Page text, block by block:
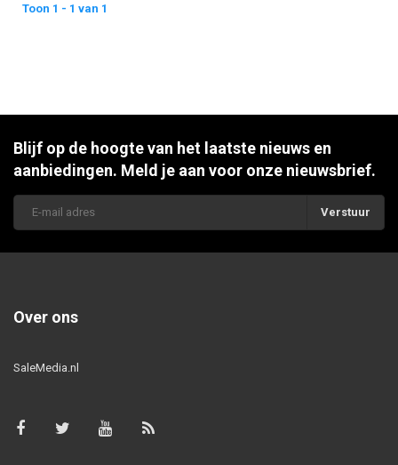
Toon 1 - 1 van 1
Blijf op de hoogte van het laatste nieuws en
aanbiedingen. Meld je aan voor onze nieuwsbrief.
Verstuur
Over ons
SaleMedia.nl